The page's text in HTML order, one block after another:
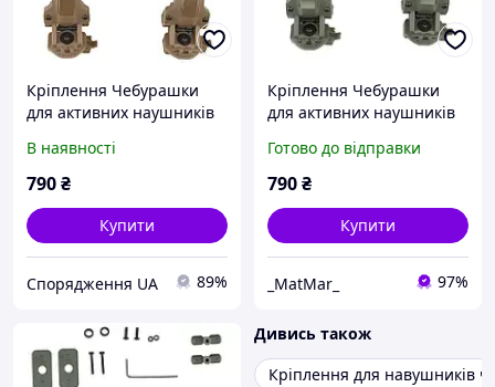
Кріплення Чебурашки
для активних наушників
arc & team wendy)
В наявності
790₴
Купити
Спорядження UA 89%
Кріплення Чебурашки
для активних наушників
& team wendy)
Готово до відправки
790₴
Купити
_MatMar_ 97%
Дивись також
Кріплення для навушників